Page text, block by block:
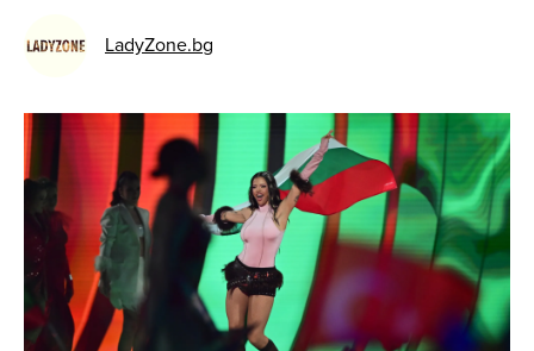
LadyZone.bg